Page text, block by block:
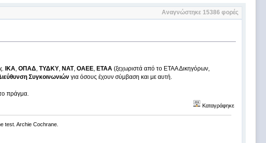
Αναγνώστηκε 15386 φορές
ΙΚΑ, ΟΠΑΔ, ΤΥΔΚΥ, ΝΑΤ, ΟΑΕΕ, ΕΤΑΑ(ξεχωριστά από το ΕΤΑΑ Δικηγόρων,
Συγκοινωνιώνγια όσους έχουν σύμβαση και με αυτή.
πράγμα.
Καταγράφηκε
test. Archie Cochrane.